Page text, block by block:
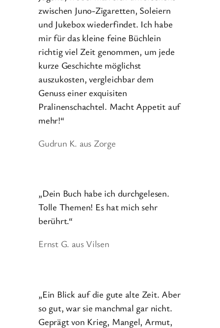
zwischen Juno-Zigaretten, Soleiern
und Jukebox wiederfindet. Ich habe
mir für das kleine feine Büchlein
richtig viel Zeit genommen, um jede
kurze Geschichte möglichst
auszukosten, vergleichbar dem
Genuss einer exquisiten
Pralinenschachtel. Macht Appetit auf
mehr!“
Gudrun K. aus Zorge
„Dein Buch habe ich durchgelesen.
Tolle Themen! Es hat mich sehr
berührt.“
Ernst G. aus Vilsen
„Ein Blick auf die gute alte Zeit. Aber
so gut, war sie manchmal gar nicht.
Geprägt von Krieg, Mangel, Armut,